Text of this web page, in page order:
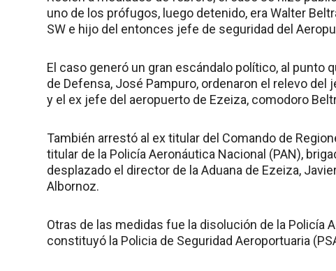
uno de los prófugos, luego detenido, era Walter
SW e hijo del entonces jefe de seguridad del
El caso generó un gran escándalo político, al
de Defensa, José Pampuro, ordenaron el relevo del
y el ex jefe del aeropuerto de Ezeiza, comodoro
También arrestó al ex titular del Comando de
titular de la Policía Aeronáutica Nacional (PAN),
desplazado el director de la Aduana de Ezeiza,
Albornoz.
Otras de las medidas fue la disolución de la Policía
constituyó la Policia de Seguridad Aeroportuaria